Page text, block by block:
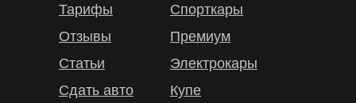
Тарифы
Отзывы
Статьи
Спорткары
Премиум
Электрокары
Купе
Сдать авто